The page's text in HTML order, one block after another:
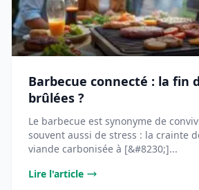
Barbecue connecté : la fin
brûlées ?
Le barbecue est synonyme de
souvent aussi de stress : la crainte
viande carbonisée à [&#8230;]...
Lire l'article